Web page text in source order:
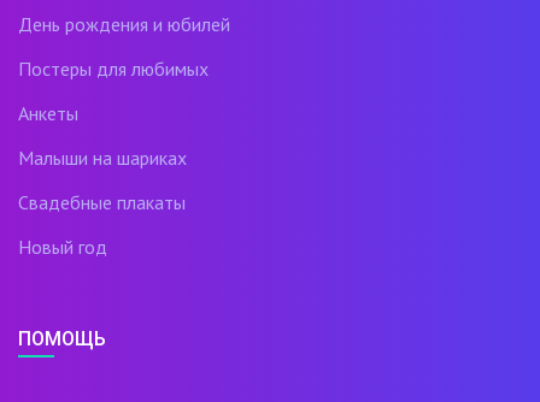
День рождения и юбилей
Постеры для любимых
Анкеты
Малыши на шариках
Свадебные плакаты
Новый год
ПОМОЩЬ